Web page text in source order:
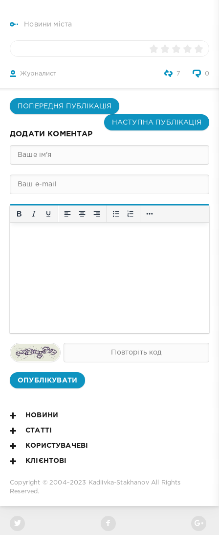
Новини міста
Журналист 0
7
ПОПЕРЕДНЯ ПУБЛІКАЦІЯ
НАСТУПНА ПУБЛІКАЦІЯ
ДОДАТИ КОМЕНТАР
ОПУБЛІКУВАТИ
НОВИНИ
СТАТТІ
КОРИСТУВАЧЕВІ
КЛІЄНТОВІ
Copyright © 2004–2023 Kadiivka-StakhanovAll Rights
Reserved.